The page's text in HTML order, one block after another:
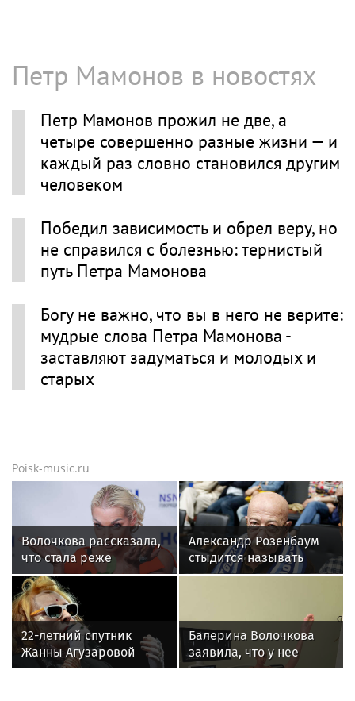
Петр Мамонов в новостях
Петр Мамонов прожил не две, а
четыре совершенно разные жизни — и
каждый раз словно становился другим
человеком
Победил зависимость и обрел веру, но
не справился с болезнью: тернистый
путь Петра Мамонова
Богу не важно, что вы в него не верите:
мудрые слова Петра Мамонова -
заставляют задуматься и молодых и
старых
Poisk-music.ru
Волочкова рассказала,
что стала реже
показывать шпагаты
из-за операции на ноге
Александр Розенбаум
стыдится называть
себя звездой
22-летний спутник
Жанны Агузаровой
опроверг роман с
Балерина Волочкова
заявила, что у нее
появилась гематома